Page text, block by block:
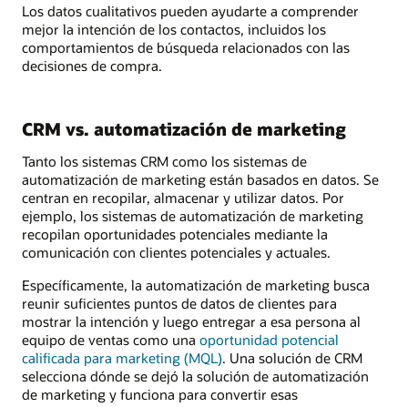
Los datos cualitativos pueden ayudarte a comprender
mejor la intención de los contactos, incluidos los
comportamientos de búsqueda relacionados con las
decisiones de compra.
CRM vs. automatización de marketing
Tanto los sistemas CRM como los sistemas de
automatización de marketing están basados en datos. Se
centran en recopilar, almacenar y utilizar datos. Por
ejemplo, los sistemas de automatización de marketing
recopilan oportunidades potenciales mediante la
comunicación con clientes potenciales y actuales.
Específicamente, la automatización de marketing busca
reunir suficientes puntos de datos de clientes para
mostrar la intención y luego entregar a esa persona al
equipo de ventas como una oportunidad potencial
calificada para marketing (MQL). Una solución de CRM
selecciona dónde se dejó la solución de automatización
de marketing y funciona para convertir esas